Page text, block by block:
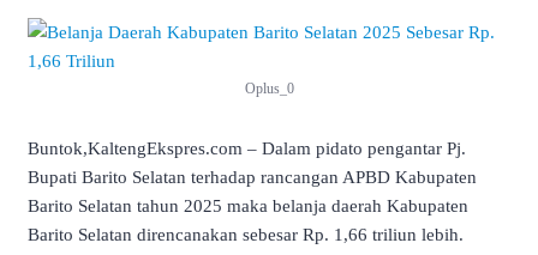
Oplus_0
Buntok,KaltengEkspres.com – Dalam pidato pengantar Pj.
Bupati Barito Selatan terhadap rancangan APBD Kabupaten
Barito Selatan tahun 2025 maka belanja daerah Kabupaten
Barito Selatan direncanakan sebesar Rp. 1,66 triliun lebih.